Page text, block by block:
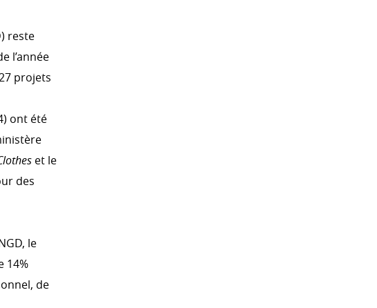
pour une coopération efficace au
reste
l’année
projets
ont été
et le
des
le
14%
de